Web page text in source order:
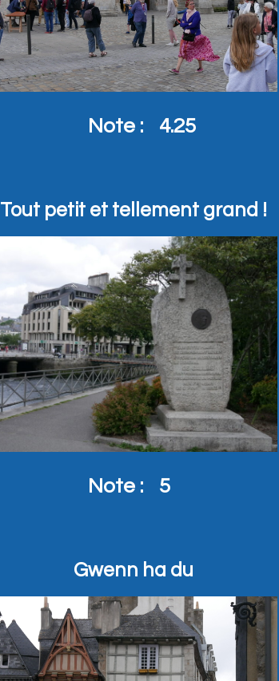
Note : 4.25
Tout petit et tellement grand !
Note : 5
Gwenn ha du